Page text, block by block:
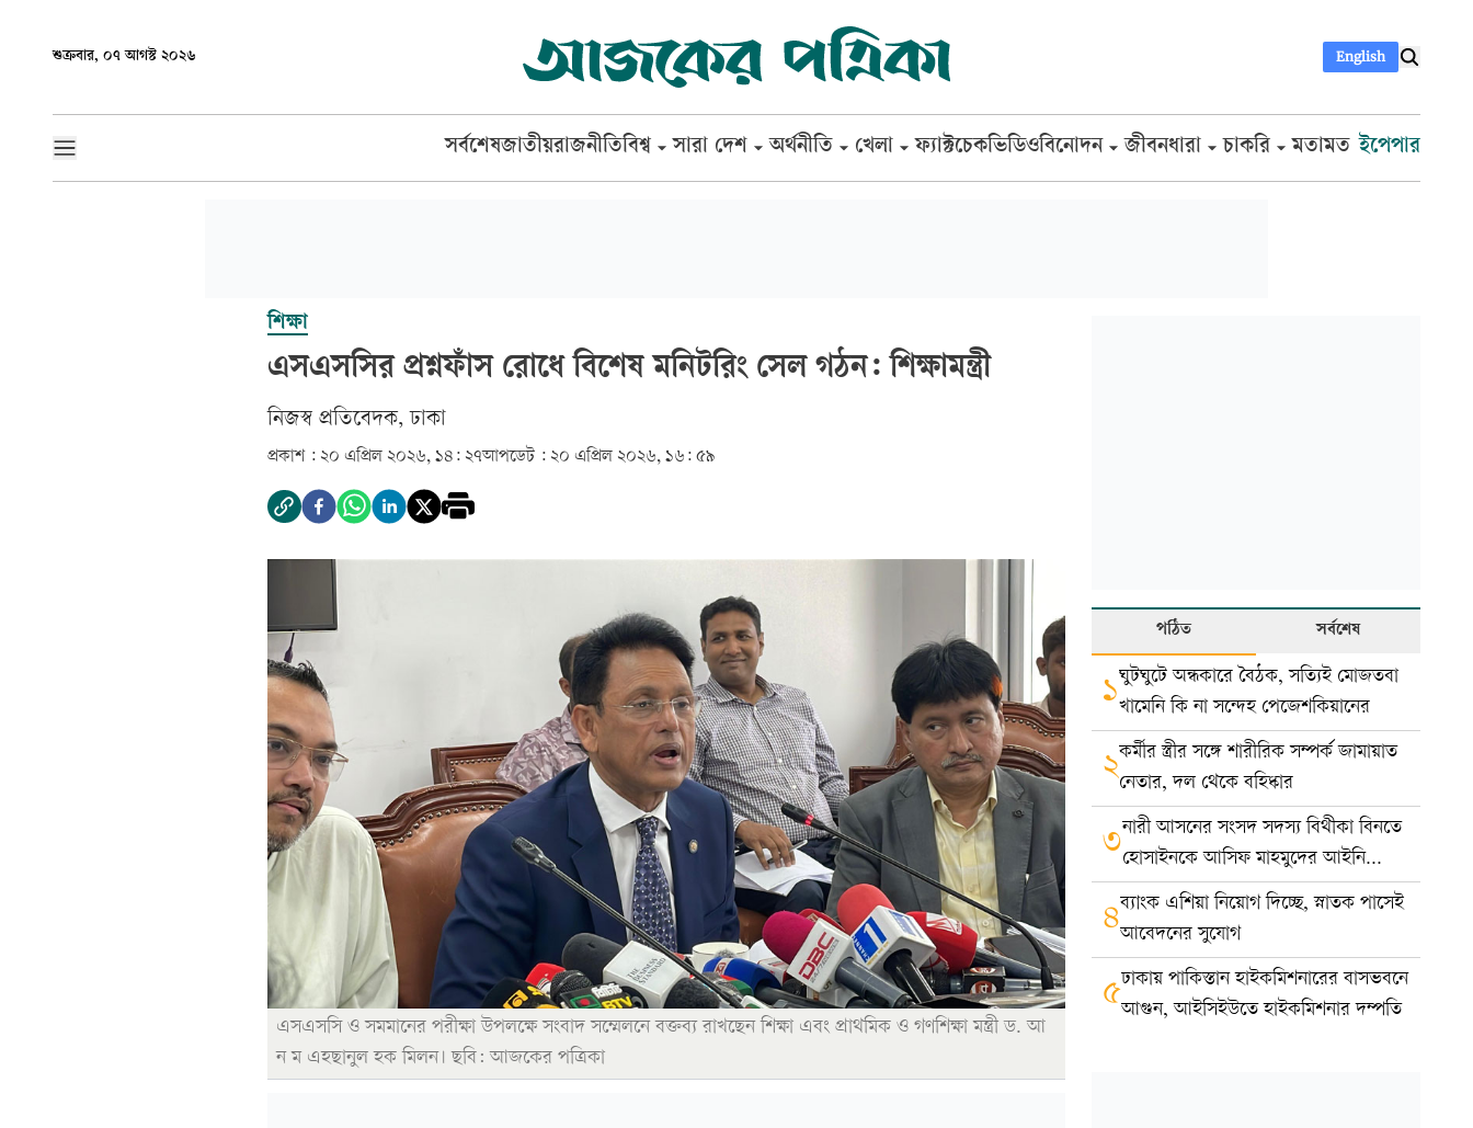
শুক্রবার, ০৭ আগস্ট ২০২৬ English
সর্বশেষজাতীয়রাজনীতিবিশ্ব সারা দেশ অর্থনীতি খেলা ফ্যাক্টচেকভিডিওবিনোদন জীবনধারা চাকরি মতামত ইপেপার
শিক্ষা
এসএসসির প্রশ্নফাঁস রোধে বিশেষ মনিটরিং সেল গঠন: শিক্ষামন্ত্রী
‎নিজস্ব প্রতিবেদক, ঢাকা‎
প্রকাশ : ২০ এপ্রিল ২০২৬, ১৪: ২৭আপডেট : ২০ এপ্রিল ২০২৬, ১৬: ৫৯
এসএসসি ও সমমানের পরীক্ষা উপলক্ষে সংবাদ সম্মেলনে বক্তব্য রাখছেন শিক্ষা এবং প্রাথমিক ও গণশিক্ষা মন্ত্রী ড. আ
ন ম এহছানুল হক মিলন। ছবি: আজকের পত্রিকা
পঠিত সর্বশেষ
১ঘুটঘুটে অন্ধকারে বৈঠক, সত্যিই মোজতবা
খামেনি কি না সন্দেহ পেজেশকিয়ানের
২কর্মীর স্ত্রীর সঙ্গে শারীরিক সম্পর্ক জামায়াত
নেতার, দল থেকে বহিষ্কার
৩নারী আসনের সংসদ সদস্য বিথীকা বিনতে
হোসাইনকে আসিফ মাহমুদের আইনি
নোটিশ
৪ব্যাংক এশিয়া নিয়োগ দিচ্ছে, স্নাতক পাসেই
আবেদনের সুযোগ
৫ঢাকায় পাকিস্তান হাইকমিশনারের বাসভবনে
আগুন, আইসিইউতে হাইকমিশনার দম্পতি